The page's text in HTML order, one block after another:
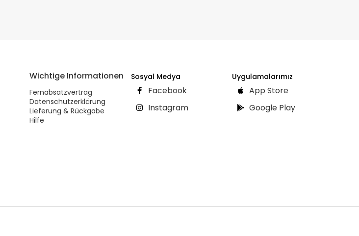
Wichtige Informationen
Fernabsatzvertrag
Datenschutzerklärung
Lieferung & Rückgabe
Hilfe
Sosyal Medya
Facebook
Instagram
Uygulamalarımız
App Store
Google Play